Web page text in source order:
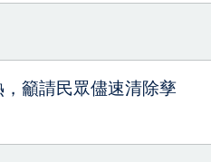
籲請民眾儘速清除孳